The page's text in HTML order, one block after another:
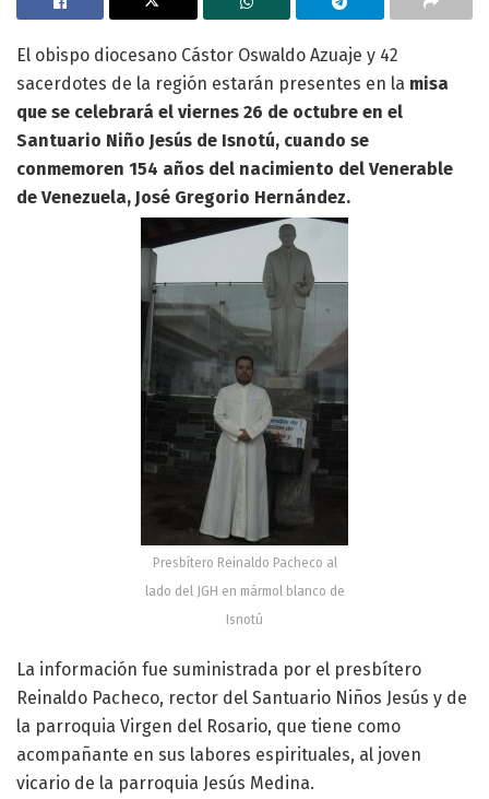
El obispo diocesano Cástor Oswaldo Azuaje y 42
sacerdotes de la región estarán presentes en la misa
que se celebrará el viernes 26 de octubre en el
Santuario Niño Jesús de Isnotú, cuando se
conmemoren 154 años del nacimiento del Venerable
de Venezuela, José Gregorio Hernández.
Presbítero Reinaldo Pacheco al
lado del JGH en mármol blanco de
Isnotú
La información fue suministrada por el presbítero
Reinaldo Pacheco, rector del Santuario Niños Jesús y de
la parroquia Virgen del Rosario, que tiene como
acompañante en sus labores espirituales, al joven
vicario de la parroquia Jesús Medina.